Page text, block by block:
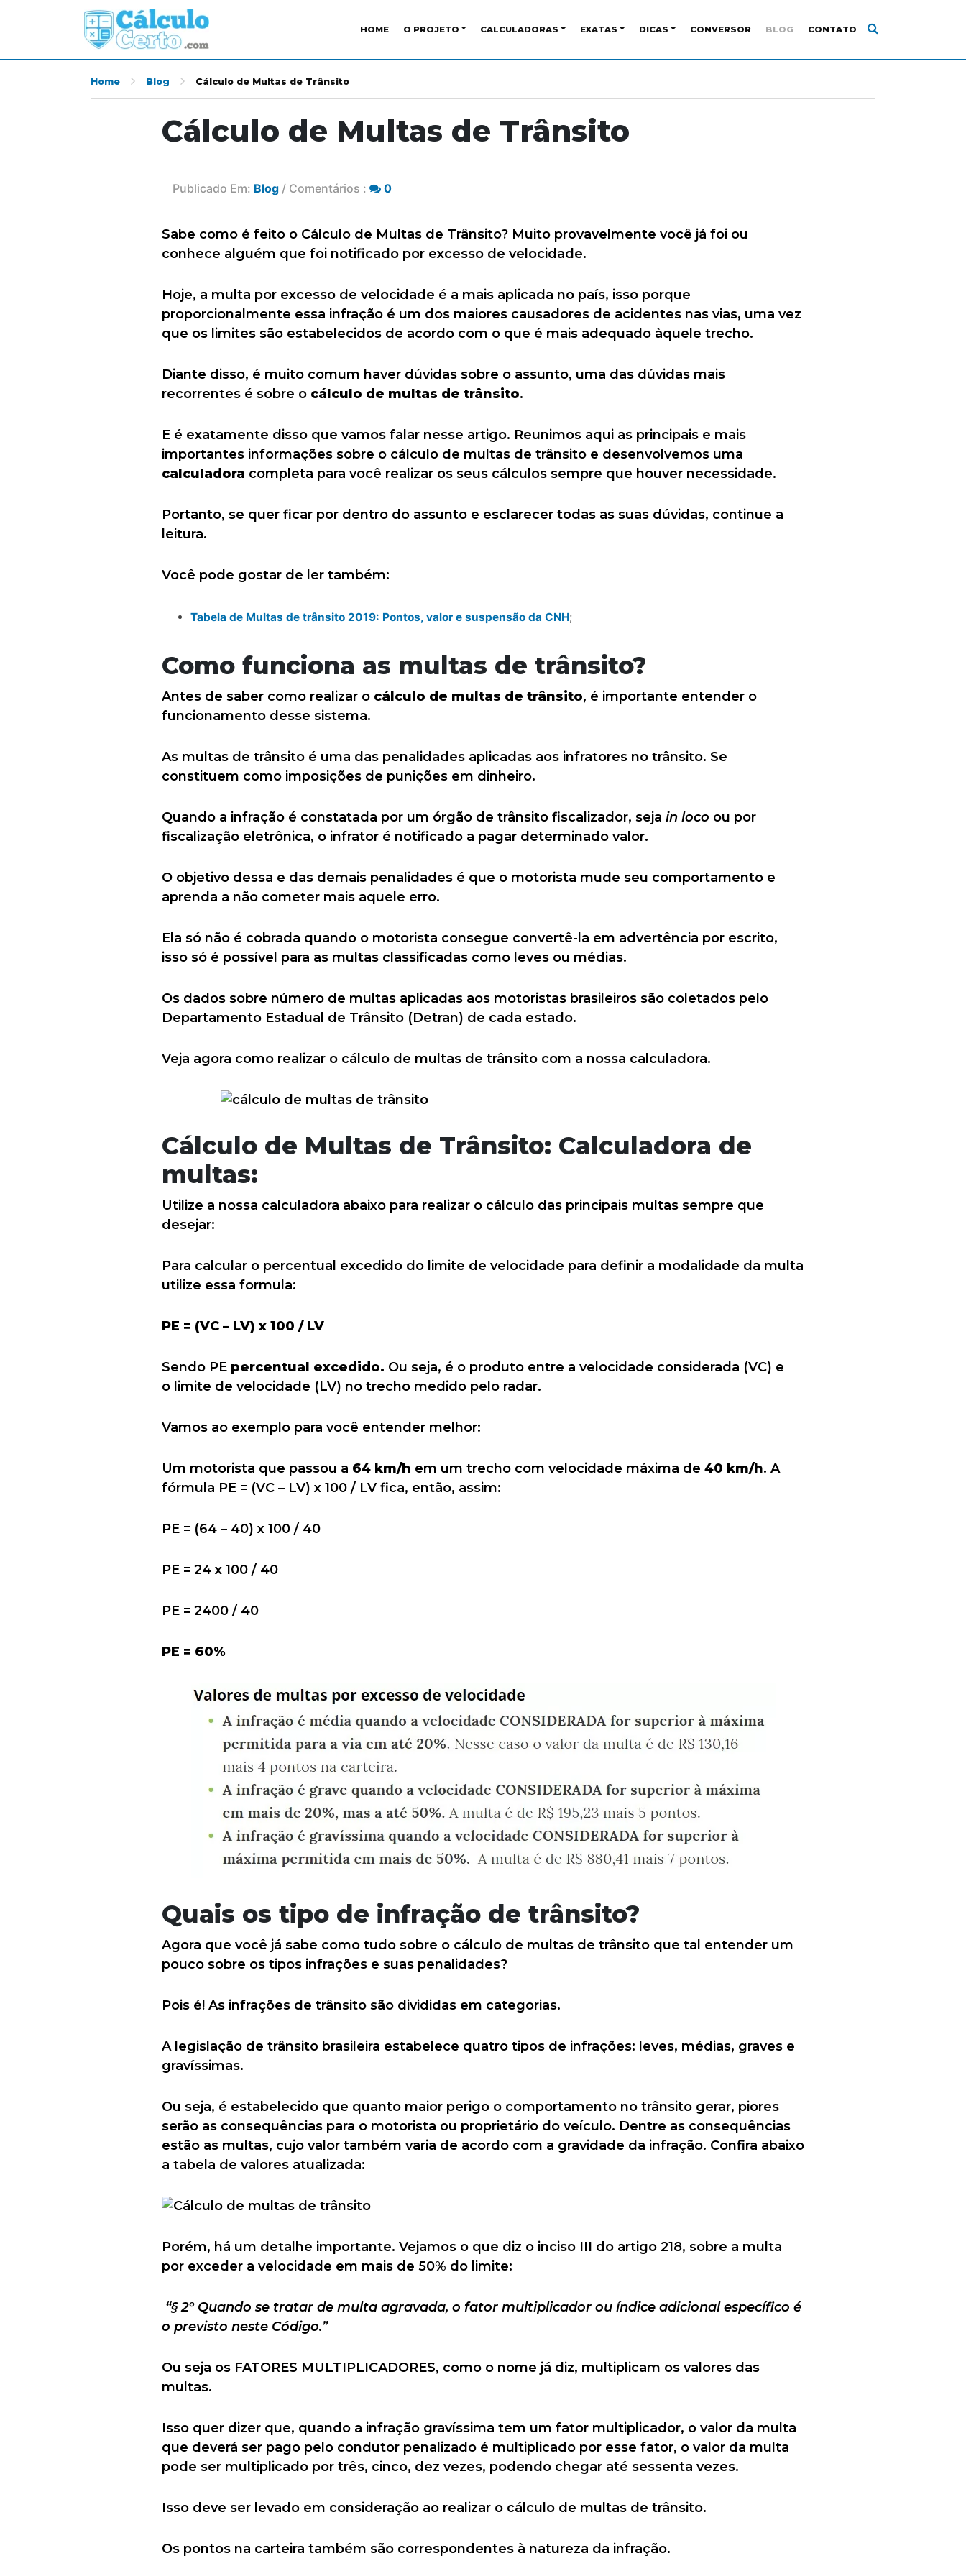
HOME O PROJETO CALCULADORAS EXATAS DICAS CONVERSOR BLOG CONTATO
Home Blog Cálculo de Multas de Trânsito
Cálculo de Multas de Trânsito
Publicado Em: Blog / Comentários : 0
Sabe como é feito o Cálculo de Multas de Trânsito? Muito provavelmente você já foi ou
conhece alguém que foi notificado por excesso de velocidade.
Hoje, a multa por excesso de velocidade é a mais aplicada no país, isso porque
proporcionalmente essa infração é um dos maiores causadores de acidentes nas vias, uma vez
que os limites são estabelecidos de acordo com o que é mais adequado àquele trecho.
Diante disso, é muito comum haver dúvidas sobre o assunto, uma das dúvidas mais
recorrentes é sobre o cálculo de multas de trânsito.
E é exatamente disso que vamos falar nesse artigo. Reunimos aqui as principais e mais
importantes informações sobre o cálculo de multas de trânsito e desenvolvemos uma
calculadora completa para você realizar os seus cálculos sempre que houver necessidade.
Portanto, se quer ficar por dentro do assunto e esclarecer todas as suas dúvidas, continue a
leitura.
Você pode gostar de ler também:
Tabela de Multas de trânsito 2019: Pontos, valor e suspensão da CNH;
Como funciona as multas de trânsito?
Antes de saber como realizar o cálculo de multas de trânsito, é importante entender o
funcionamento desse sistema.
As multas de trânsito é uma das penalidades aplicadas aos infratores no trânsito. Se
constituem como imposições de punições em dinheiro.
Quando a infração é constatada por um órgão de trânsito fiscalizador, seja in loco ou por
fiscalização eletrônica, o infrator é notificado a pagar determinado valor.
O objetivo dessa e das demais penalidades é que o motorista mude seu comportamento e
aprenda a não cometer mais aquele erro.
Ela só não é cobrada quando o motorista consegue convertê-la em advertência por escrito,
isso só é possível para as multas classificadas como leves ou médias.
Os dados sobre número de multas aplicadas aos motoristas brasileiros são coletados pelo
Departamento Estadual de Trânsito (Detran) de cada estado.
Veja agora como realizar o cálculo de multas de trânsito com a nossa calculadora.
Cálculo de Multas de Trânsito: Calculadora de
multas:
Utilize a nossa calculadora abaixo para realizar o cálculo das principais multas sempre que
desejar:
Para calcular o percentual excedido do limite de velocidade para definir a modalidade da multa
utilize essa formula:
PE = (VC – LV) x 100 / LV
Sendo PE percentual excedido. Ou seja, é o produto entre a velocidade considerada (VC) e
o limite de velocidade (LV) no trecho medido pelo radar.
Vamos ao exemplo para você entender melhor:
Um motorista que passou a 64 km/h em um trecho com velocidade máxima de 40 km/h. A
fórmula PE = (VC – LV) x 100 / LV fica, então, assim:
PE = (64 – 40) x 100 / 40
PE = 24 x 100 / 40
PE = 2400 / 40
PE = 60%
Quais os tipo de infração de trânsito?
Agora que você já sabe como tudo sobre o cálculo de multas de trânsito que tal entender um
pouco sobre os tipos infrações e suas penalidades?
Pois é! As infrações de trânsito são divididas em categorias.
A legislação de trânsito brasileira estabelece quatro tipos de infrações: leves, médias, graves e
gravíssimas.
Ou seja, é estabelecido que quanto maior perigo o comportamento no trânsito gerar, piores
serão as consequências para o motorista ou proprietário do veículo. Dentre as consequências
estão as multas, cujo valor também varia de acordo com a gravidade da infração. Confira abaixo
a tabela de valores atualizada:
Porém, há um detalhe importante. Vejamos o que diz o inciso III do artigo 218, sobre a multa
por exceder a velocidade em mais de 50% do limite:
“§ 2º Quando se tratar de multa agravada, o fator multiplicador ou índice adicional específico é
o previsto neste Código.”
Ou seja os FATORES MULTIPLICADORES, como o nome já diz, multiplicam os valores das
multas.
Isso quer dizer que, quando a infração gravíssima tem um fator multiplicador, o valor da multa
que deverá ser pago pelo condutor penalizado é multiplicado por esse fator, o valor da multa
pode ser multiplicado por três, cinco, dez vezes, podendo chegar até sessenta vezes.
Isso deve ser levado em consideração ao realizar o cálculo de multas de trânsito.
Os pontos na carteira também são correspondentes à natureza da infração.